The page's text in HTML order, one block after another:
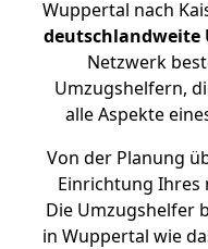
Wuppertal nach
deutschlandweite
Netzwerk
Umzugshelfern,
alle Aspekte
Von der Planung
Einrichtung Ihres
Die Umzugshelfer
in Wuppertal wie